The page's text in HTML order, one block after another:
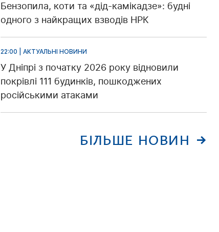
Бензопила, коти та «дід-камікадзе»: будні
одного з найкращих взводів НРК
22:00 | АКТУАЛЬНІ НОВИНИ
У Дніпрі з початку 2026 року відновили
покрівлі 111 будинків, пошкоджених
російськими атаками
БІЛЬШЕ НОВИН